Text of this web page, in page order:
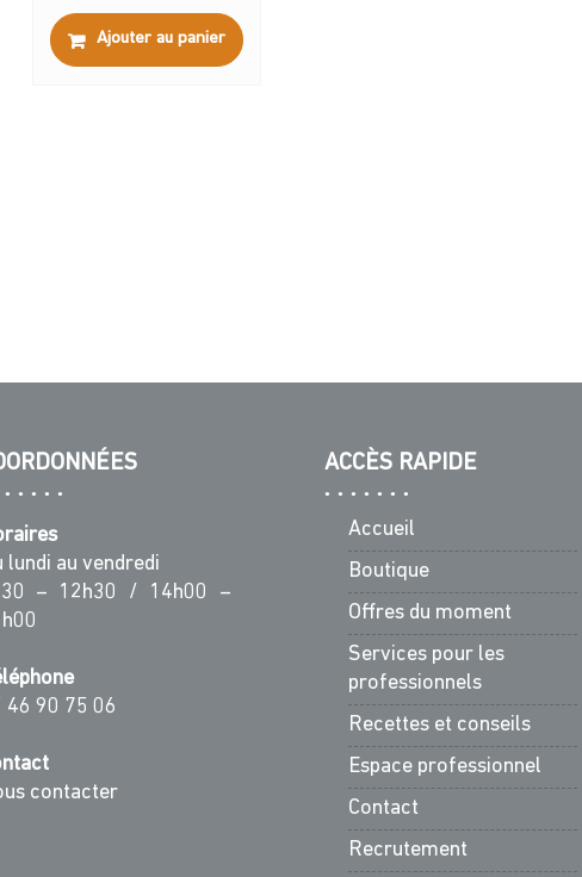
Ajouter au panier
lundi au vendredi
– 12h30 / 14h00 –
46 90 75 06
contacter
ACCÈS RAPIDE
Accueil
Boutique
Offres du moment
Services pour les
professionnels
Recettes et conseils
Espace professionnel
Contact
Recrutement